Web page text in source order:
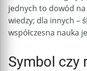
jednych to dowód
wiedzy; dla innych –
współczesna nauka
Symbol czy